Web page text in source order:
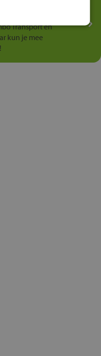
en Logistiek
Transport en
kun je mee